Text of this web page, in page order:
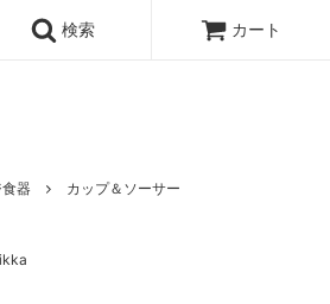
ラビア,クイストゴーなどの北欧ヴィンテ
スジュエリーなどの作家の作品が並びま
検索 カート
器
カップ＆ソーサー